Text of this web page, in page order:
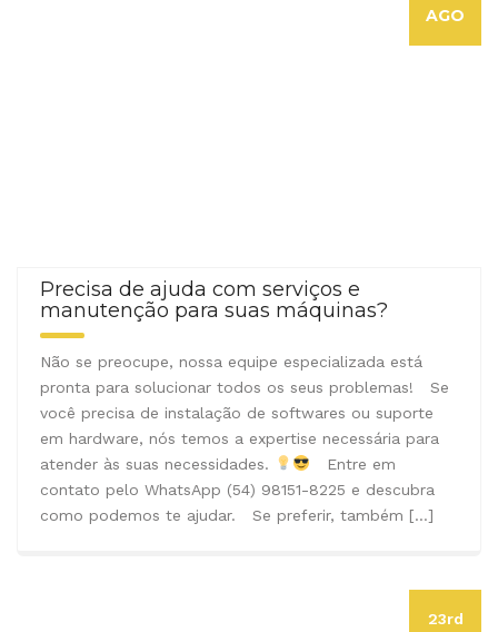
AGO
Precisa de ajuda com serviços e
manutenção para suas máquinas?
Não se preocupe, nossa equipe especializada está
pronta para solucionar todos os seus problemas! Se
você precisa de instalação de softwares ou suporte
em hardware, nós temos a expertise necessária para
atender às suas necessidades.
Entre em
contato pelo WhatsApp (54) 98151-8225 e descubra
como podemos te ajudar. Se preferir, também […]
23rd